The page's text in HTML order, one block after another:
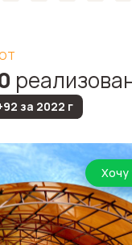
за 2022 г
Хочу